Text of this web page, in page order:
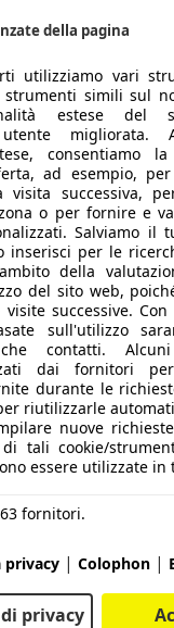
della pagina
utilizziamo vari
strumenti simili sul
estese del
utente migliorata.
consentiamo la
ad esempio,
visita successiva,
o per fornire e
Salviamo il
inserisci per le
della
del sito web,
successive.
sull'utilizzo
contatti. Alcuni
dai fornitori
durante le
riutilizzarle
nuove
tali cookie/
essere utilizzate
fornitori.
privacy | Colophon |
privacy